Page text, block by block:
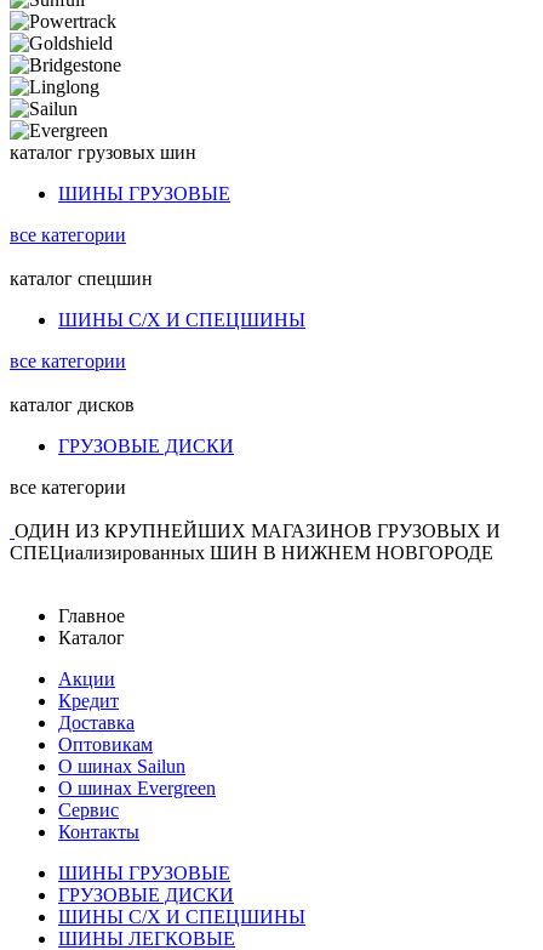
каталог грузовых шин
ШИНЫ ГРУЗОВЫЕ
все категории
каталог спецшин
ШИНЫ С/Х И СПЕЦШИНЫ
все категории
каталог дисков
ГРУЗОВЫЕ ДИСКИ
все категории
ОДИН ИЗ КРУПНЕЙШИХ МАГАЗИНОВ ГРУЗОВЫХ И
СПЕЦиализированных ШИН В НИЖНЕМ НОВГОРОДЕ
Главное
Каталог
Акции
Кредит
Доставка
Оптовикам
О шинах Sailun
О шинах Evergreen
Сервис
Контакты
ШИНЫ ГРУЗОВЫЕ
ГРУЗОВЫЕ ДИСКИ
ШИНЫ С/Х И СПЕЦШИНЫ
ШИНЫ ЛЕГКОВЫЕ